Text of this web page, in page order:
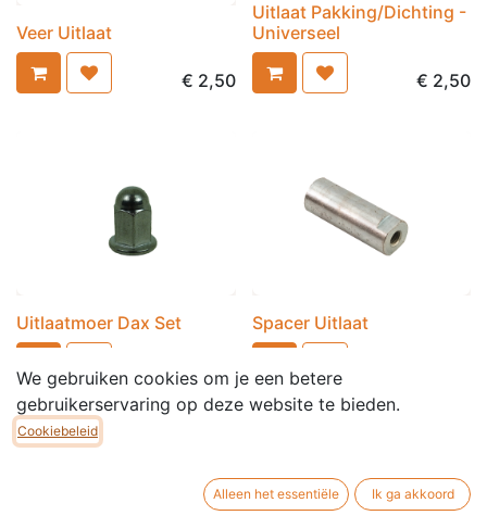
Veer Uitlaat
€ 2,50
Uitlaat Pakking/Dichting -
Universeel
€ 2,50
Uitlaatmoer Dax Set
€ 3,50
Spacer Uitlaat
We gebruiken cookies om je een betere
gebruikerservaring op deze website te bieden.
Cookiebeleid
Alleen het essentiële Ik ga akkoord